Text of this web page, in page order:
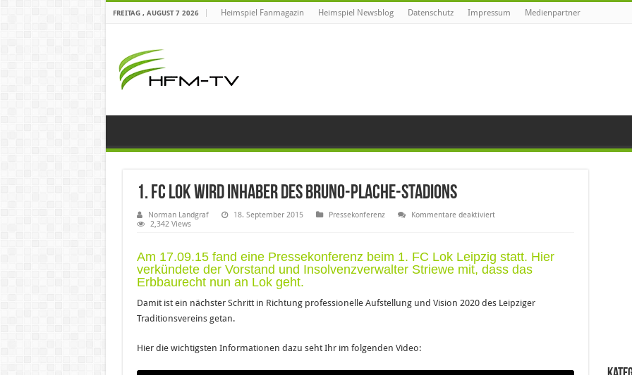
FREITAG , AUGUST 7 2026 Heimspiel Fanmagazin Heimspiel Newsblog Datenschutz Impressum Medienpartner
1. FC Lok wird Inhaber des Bruno-Plache-Stadions
Norman Landgraf 18. September 2015 Pressekonferenz Kommentare deaktiviertfür
wird
Inhaber
des
2,342 Views
Am 17.09.15 fand eine Pressekonferenz beim 1. FC Lok Leipzig statt. Hier
verkündete der Vorstand und Insolvenzverwalter Striewe mit, dass das
Erbbaurecht nun an Lok geht.
Damit ist ein nächster Schritt in Richtung professionelle Aufstellung und Vision 2020 des Leipziger
Traditionsvereins getan.
Hier die wichtigsten Informationen dazu seht Ihr im folgenden Video: